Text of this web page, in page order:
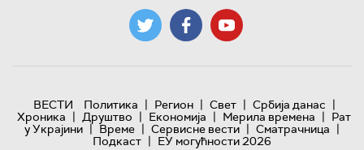
ВЕСТИ Политика | Регион | Свет | Србија данас |
Хроника | Друштво | Економија | Мерила времена | Рат
у Украјини | Време | Сервисне вести | Сматрачница |
Подкаст | ЕУ могућности 2026